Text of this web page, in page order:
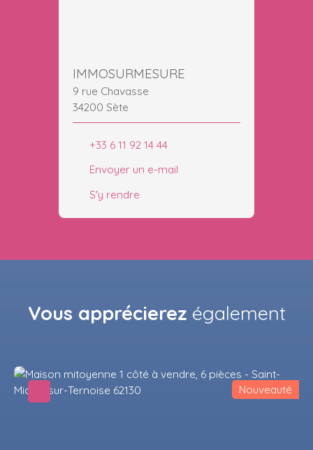
IMMOSURMESURE
9 rue Chavasse
34200 Sète
+33 6 11 92 14 44
Envoyer un e-mail
S'y rendre
Vous apprécierez également
Nouveauté